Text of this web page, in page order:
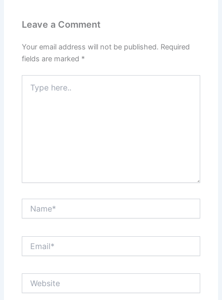
Leave a Comment
Your email address will not be published. Required
fields are marked *
here..